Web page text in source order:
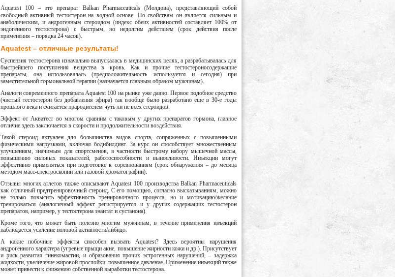
Aquatest 100 – это препарат Balkan Pharmaceuticals (Молдова), представляющий собой
свободный активный тестостерон на водной основе. По свойствам он является сильным и
анаболическим, и андрогенным стероидом (индекс обеих активностей составляет 100% от
эндогенного тестостерона) с быстрым, но недолгим действием (срок действия после
применения – порядка 24 часов).
Aquatest – отличные результаты!
Суспензия тестостерона изначально выпускалась в медицинских целях, а разрабатывалась для
быстрейшего поступления вещества в кровь. Как и прочие тестостероносодержащие
препараты, она использовалась (предположительность используется и сегодня) при
заместительной гормональной терапии (назначается главным образом мужчинам).
Аналоги современного препарата Aquatest 100 на рынке уже давно. Первое подобное средство
(чистый тестостерон без добавления эфира) так вообще было разработано еще в 30-е годы
прошлого века и считается прародителем чуть ли не всех стероидов.
Эффект от Акватест во многом сравним с таковым у других препаратов гормона, главное
отличие здесь заключается в скорости и продолжительности воздействия.
Такой стероид актуален для большинства видов спорта, сопряженных с повышенными
физическими нагрузками, включая бодибилдинг. За курс он способствует множественным
улучшениям, значимым для спортсменов, в частности быстрому набору мышечной массы,
повышению силовых показателей, работоспособности и выносливости. Инъекции могут
эффективно применяться при подготовке к соревнованиям (срок обнаружения – до месяца
методом масс-спектроскопии или газовой хроматографии).
Отзывы многих атлетов также описывают Aquatest 100 производства Balkan Pharmaceuticals
как отличный предтренировочный стероид. С его помощью, согласно высказываниям, можно
не только повысить эффективность тренировочного процесса, но и мотивацию/желание
тренироваться (аналогичный эффект регистрируется и у других содержащих тестостерон
препаратов, например, у тестостерона энантат и сустанона).
Кроме того, что может быть полезно многим мужчинам, в течение применения инъекций
наблюдается усиление половой активности/либидо.
А какие побочные эффекты способен вызвать Aquatest? Здесь вероятны нарушения
андрогенного характера (угревые прыщи акне, повышение жирности кожи и др.). Присутствует
и риск развития гинекомастии, и образования прочих эстрогенных нарушений, – задержка
жидкости, увеличение жировой прослойки, повышенное давление. Применение инъекций также
может привести к снижению собственной выработки тестостерона.